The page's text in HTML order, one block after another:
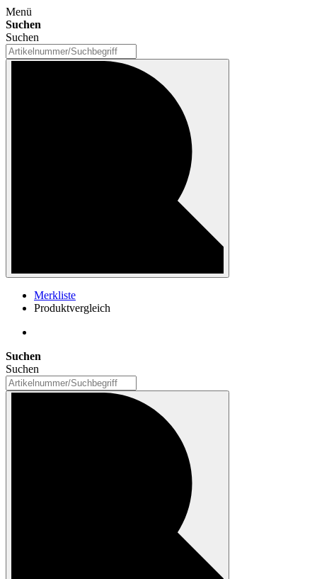
Menü
Suchen
Suchen
Merkliste
Produktvergleich
Suchen
Suchen